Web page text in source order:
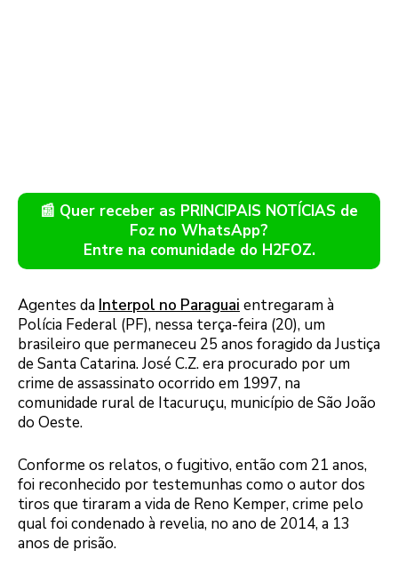
📰 Quer receber as PRINCIPAIS NOTÍCIAS de
Foz no WhatsApp?
Entre na comunidade do H2FOZ.
Agentes da Interpol no Paraguai entregaram à
Polícia Federal (PF), nessa terça-feira (20), um
brasileiro que permaneceu 25 anos foragido da Justiça
de Santa Catarina. José C.Z. era procurado por um
crime de assassinato ocorrido em 1997, na
comunidade rural de Itacuruçu, município de São João
do Oeste.
Conforme os relatos, o fugitivo, então com 21 anos,
foi reconhecido por testemunhas como o autor dos
tiros que tiraram a vida de Reno Kemper, crime pelo
qual foi condenado à revelia, no ano de 2014, a 13
anos de prisão.